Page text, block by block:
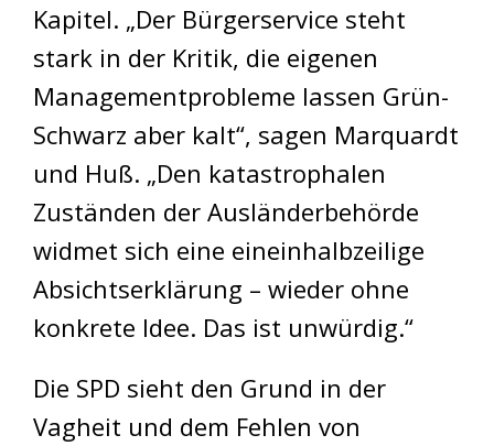
Kapitel. „Der Bürgerservice steht
stark in der Kritik, die eigenen
Managementprobleme lassen Grün-
Schwarz aber kalt“, sagen Marquardt
und Huß. „Den katastrophalen
Zuständen der Ausländerbehörde
widmet sich eine eineinhalbzeilige
Absichtserklärung – wieder ohne
konkrete Idee. Das ist unwürdig.“
Die SPD sieht den Grund in der
Vagheit und dem Fehlen von